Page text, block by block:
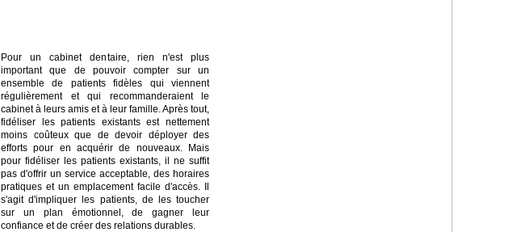
Pour un cabinet dentaire, rien n'est plus
important que de pouvoir compter sur un
ensemble de patients fidèles qui viennent
régulièrement et qui recommanderaient le
cabinet à leurs amis et à leur famille. Après tout,
fidéliser les patients existants est nettement
moins coûteux que de devoir déployer des
efforts pour en acquérir de nouveaux. Mais
pour fidéliser les patients existants, il ne suffit
pas d'offrir un service acceptable, des horaires
pratiques et un emplacement facile d'accès. Il
s'agit d'impliquer les patients, de les toucher
sur un plan émotionnel, de gagner leur
confiance et de créer des relations durables.